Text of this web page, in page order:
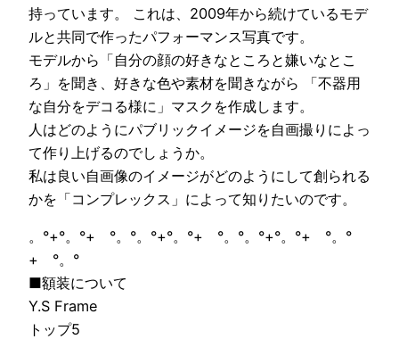
持っています。 これは、2009年から続けているモデ
ルと共同で作ったパフォーマンス写真です。
モデルから「自分の顔の好きなところと嫌いなとこ
ろ」を聞き、好きな色や素材を聞きながら 「不器用
な自分をデコる様に」マスクを作成します。
人はどのようにパブリックイメージを自画撮りによっ
て作り上げるのでしょうか。
私は良い自画像のイメージがどのようにして創られる
かを「コンプレックス」によって知りたいのです。
。°+°。°+ °。°。°+°。°+ °。°。°+°。°+ °。°
+ °。°
■額装について
Y.S Frame
トップ5